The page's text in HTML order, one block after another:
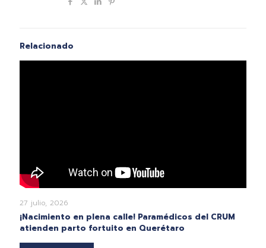
Relacionado
27 julio, 2026
¡Nacimiento en plena calle! Paramédicos del CRUM
atienden parto fortuito en Querétaro